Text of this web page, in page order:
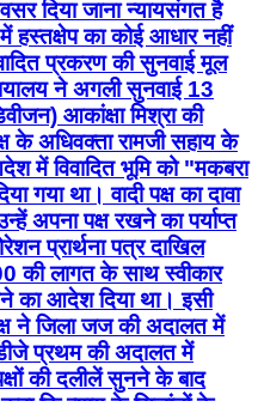
दिया जाना न्यायसंगत है
का कोई आधार नहीं
प्रकरण की सुनवाई मूल
ने अगली सुनवाई 13
आकांक्षा मिश्रा की
के अधिवक्ता रामजी सहाय के
में विवादित भूमि को "मकबरा
गया था। वादी पक्ष का दावा
अपना पक्ष रखने का पर्याप्त
प्रार्थना पत्र दाखिल
की लागत के साथ स्वीकार
का आदेश दिया था। इसी
ने जिला जज की अदालत में
प्रथम की अदालत में
की दलीलें सुनने के बाद